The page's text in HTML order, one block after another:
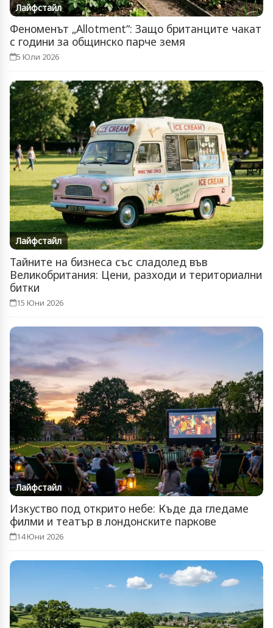
Лайфстайл
Феноменът „Allotment“: Защо британците чакат
с години за общинско парче земя
5 Юли 2026
Лайфстайл
Тайните на бизнеса със сладолед във
Великобритания: Цени, разходи и териториални
битки
15 Юни 2026
Лайфстайл
Изкуство под открито небе: Къде да гледаме
филми и театър в лондонските паркове
14 Юни 2026